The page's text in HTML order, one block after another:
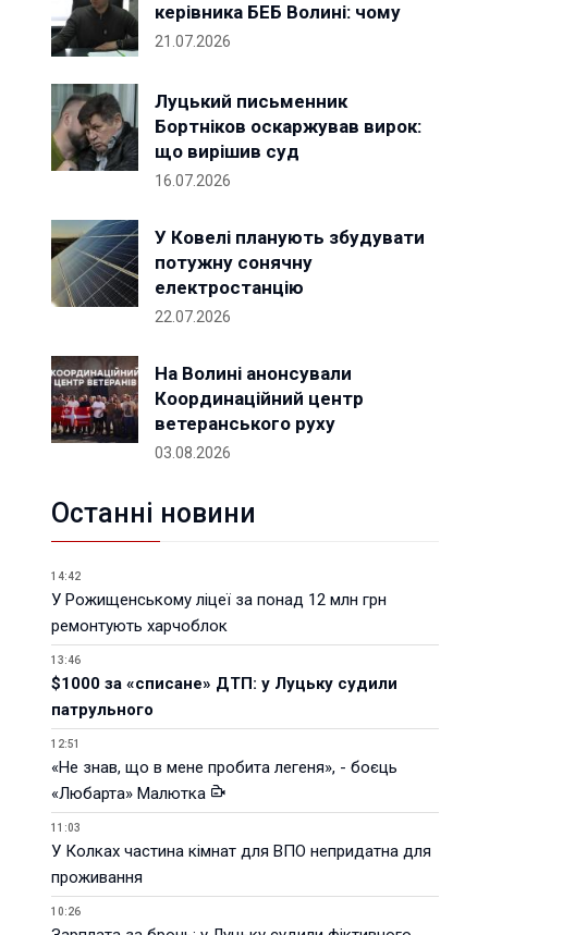
керівника БЕБ Волині: чому
21.07.2026
Луцький письменник
Бортніков оскаржував вирок:
що вирішив суд
16.07.2026
У Ковелі планують збудувати
потужну сонячну
електростанцію
22.07.2026
На Волині анонсували
Координаційний центр
ветеранського руху
03.08.2026
Останні новини
14:42
У Рожищенському ліцеї за понад 12 млн грн
ремонтують харчоблок
13:46
$1000 за «списане» ДТП: у Луцьку судили
патрульного
12:51
«Не знав, що в мене пробита легеня», - боєць
«Любарта» Малютка
11:03
У Колках частина кімнат для ВПО непридатна для
проживання
10:26